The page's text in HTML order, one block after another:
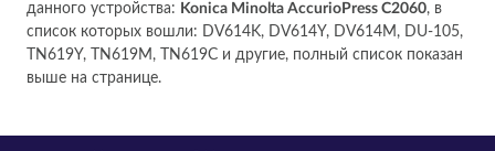
данного устройства: Konica Minolta AccurioPress C2060, в
список которых вошли: DV614K, DV614Y, DV614M, DU-105,
TN619Y, TN619M, TN619C и другие, полный список показан
выше на странице.